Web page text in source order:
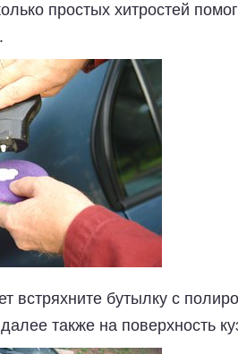
простых хитростей
встряхните бутылку с
также на поверхность